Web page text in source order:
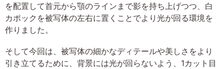
を配置して首元から顎のラインまで影を持ち上げつつ、白
カポックを被写体の左右に置くことでより光が回る環境を
作りました。
そして今回は、被写体の細かなディテールや美しさをより
引き立てるために、背景には光が回らないよう、1カット目